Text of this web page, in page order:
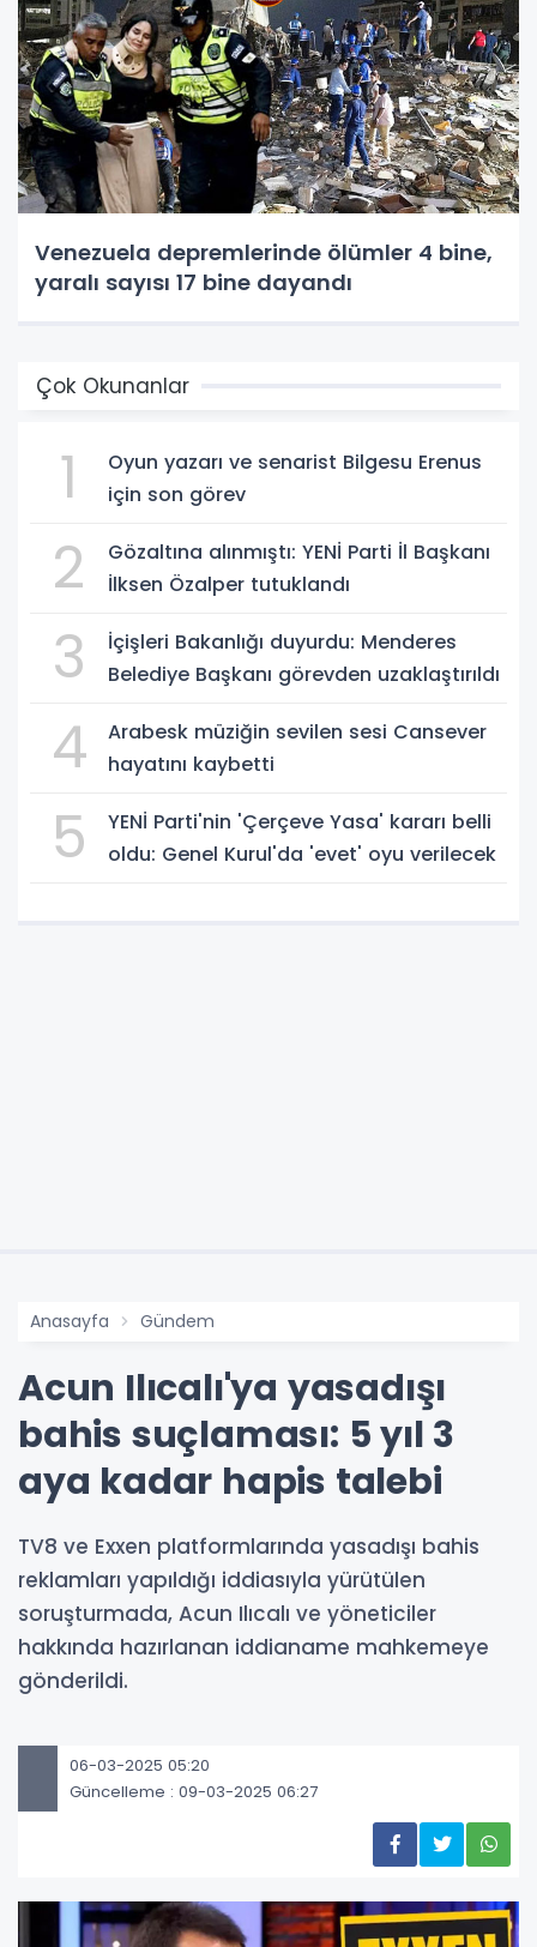
Venezuela depremlerinde ölümler 4 bine,
yaralı sayısı 17 bine dayandı
Çok Okunanlar
1
Oyun yazarı ve senarist Bilgesu Erenus
için son görev
2
Gözaltına alınmıştı: YENİ Parti İl Başkanı
İlksen Özalper tutuklandı
3
İçişleri Bakanlığı duyurdu: Menderes
Belediye Başkanı görevden uzaklaştırıldı
4
Arabesk müziğin sevilen sesi Cansever
hayatını kaybetti
5
YENİ Parti'nin 'Çerçeve Yasa' kararı belli
oldu: Genel Kurul'da 'evet' oyu verilecek
Anasayfa Gündem
Acun Ilıcalı'ya yasadışı
bahis suçlaması: 5 yıl 3
aya kadar hapis talebi
TV8 ve Exxen platformlarında yasadışı bahis
reklamları yapıldığı iddiasıyla yürütülen
soruşturmada, Acun Ilıcalı ve yöneticiler
hakkında hazırlanan iddianame mahkemeye
gönderildi.
06-03-2025 05:20
Güncelleme : 09-03-2025 06:27